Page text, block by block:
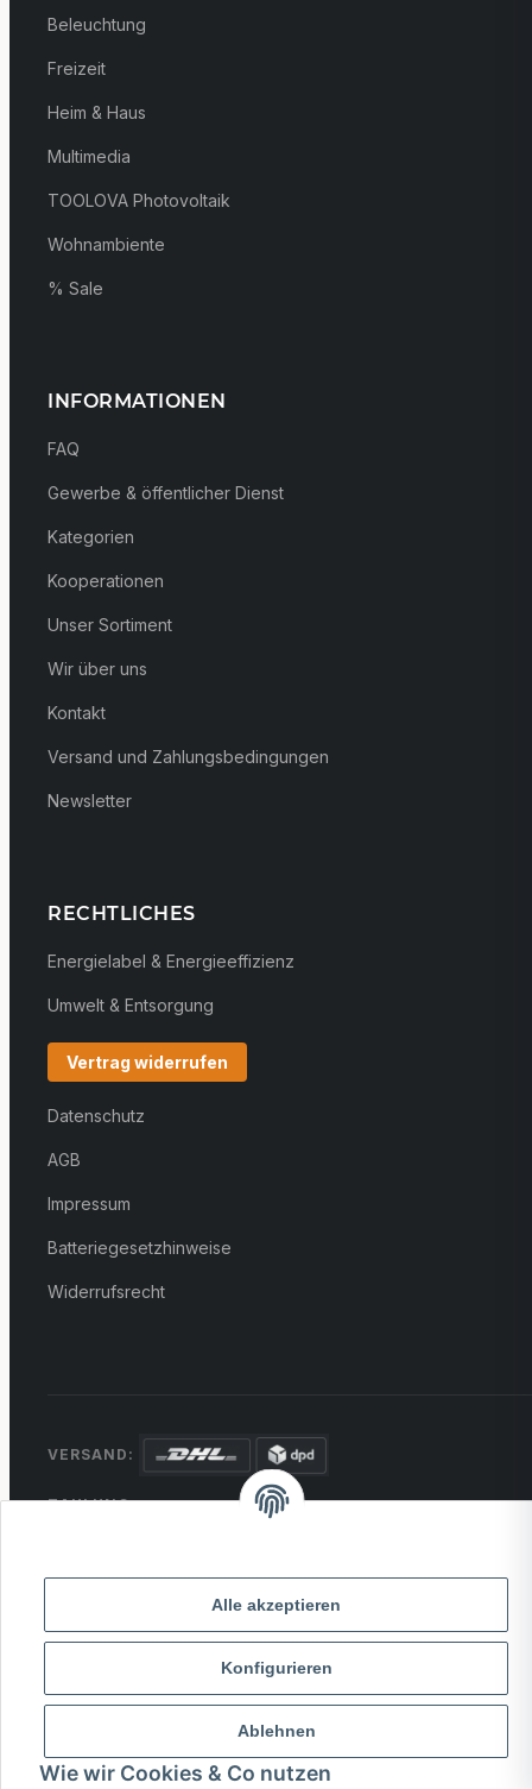
Alle akzeptieren
Konfigurieren
Ablehnen
Wie wir Cookies & Co nutzen
Beleuchtung
Freizeit
Heim & Haus
Multimedia
TOOLOVA Photovoltaik
Wohnambiente
% Sale
INFORMATIONEN
FAQ
Gewerbe & öffentlicher Dienst
Kategorien
Kooperationen
Unser Sortiment
Wir über uns
Kontakt
Versand und Zahlungsbedingungen
Newsletter
RECHTLICHES
Energielabel & Energieeffizienz
Umwelt & Entsorgung
Vertrag widerrufen
Datenschutz
AGB
Impressum
Batteriegesetzhinweise
Widerrufsrecht
VERSAND:
ZAHLUNG:
* Alle Preise inkl. gesetzlicher USt., zzgl.Versand
© 2026 MCTRADE24. Alle Rechte vorbehalten.